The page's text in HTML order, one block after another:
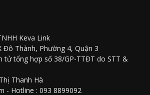
Keva Link
Thành, Phường 4, Quận 3
tử tổng hợp số 38/GP-TTĐT do STT &
Thanh Hà
- Hotline : 093 8899092